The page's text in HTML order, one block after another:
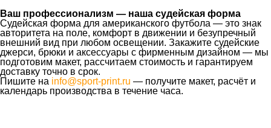
Ваш профессионализм — наша судейская форма
Судейская форма для американского футбола — это знак
авторитета на поле, комфорт в движении и безупречный
внешний вид при любом освещении. Закажите судейские
джерси, брюки и аксессуары с фирменным дизайном — мы
подготовим макет, рассчитаем стоимость и гарантируем
доставку точно в срок.
Пишите на info@sport-print.ru — получите макет, расчёт и
календарь производства в течение часа.